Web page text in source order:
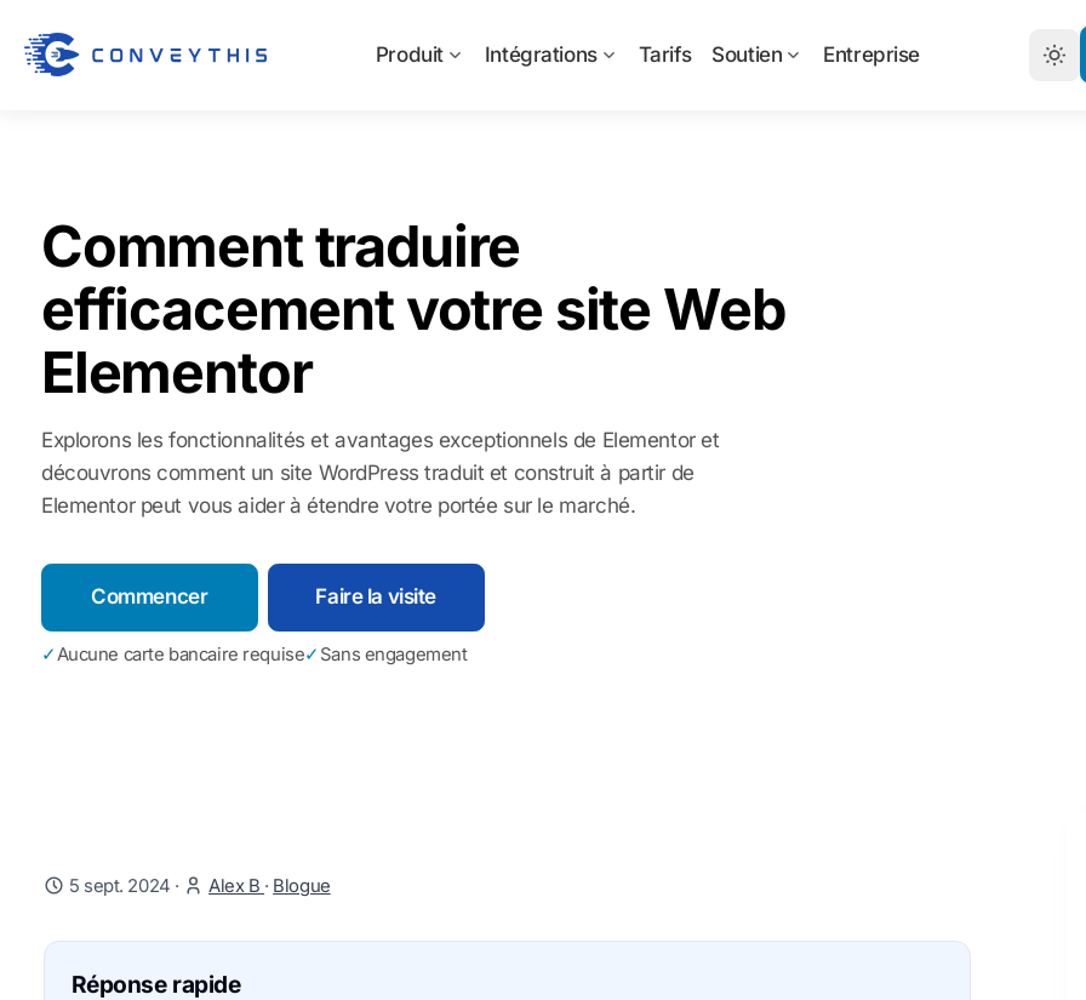
Produit Intégrations Tarifs Soutien Entreprise
Comment traduire
efficacement votre site Web
Elementor
Explorons les fonctionnalités et avantages exceptionnels de Elementor et
découvrons comment un site WordPress traduit et construit à partir de
Elementor peut vous aider à étendre votre portée sur le marché.
Commencer Faire la visite
✓Aucune carte bancaire requise✓ Sans engagement
5 sept. 2024 · Alex B · Blogue
Réponse rapide